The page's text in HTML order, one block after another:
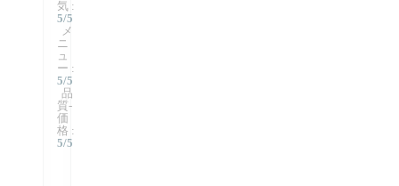
気 :
5/5
メ
ニ
ュ
ー :
5/5
品
質-
価
格 :
5/5